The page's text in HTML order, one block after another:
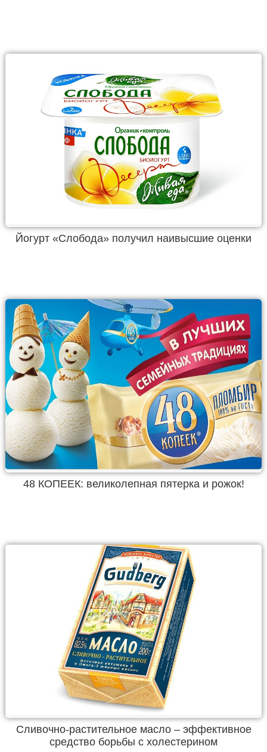
Йогурт «Слобода» получил наивысшие оценки
48 КОПЕЕК: великолепная пятерка и рожок!
Сливочно-растительное масло – эффективное
средство борьбы с холестерином